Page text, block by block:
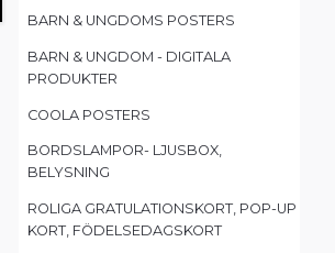
BARN & UNGDOMS POSTERS
BARN & UNGDOM - DIGITALA
PRODUKTER
COOLA POSTERS
BORDSLAMPOR- LJUSBOX,
BELYSNING
ROLIGA GRATULATIONSKORT, POP-UP
KORT, FÖDELSEDAGSKORT